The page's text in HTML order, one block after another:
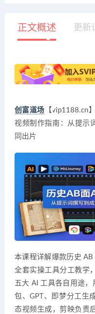
正文概述 更新
创富道场 【vip1188.cn
视频制作指南：从提示
同出片
本课程详解爆款历史
全套实操工具分工教学
五大 AI 工具各自用途，
包、GPT、即梦分工生
态视频生成，剪映负责